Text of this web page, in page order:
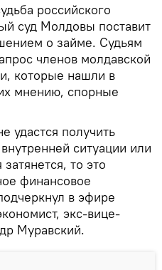
российского
суд Молдовы поставит
о займе. Судьям
членов молдавской
которые нашли в
мнению, спорные
удастся получить
ситуации или
то это
финансовое
в эфире
экс-вице-
Муравский.